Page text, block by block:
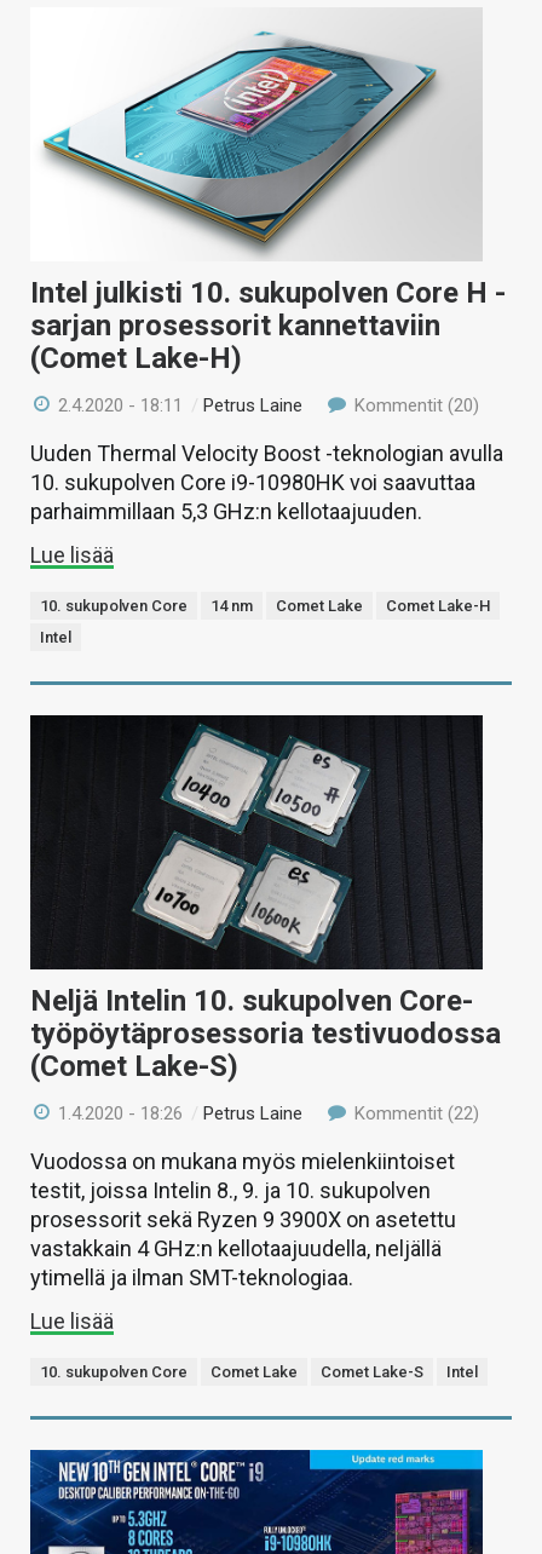
Intel julkisti 10. sukupolven Core H -
sarjan prosessorit kannettaviin
(Comet Lake-H)
2.4.2020 - 18:11 /Petrus Laine Kommentit (20)
Uuden Thermal Velocity Boost -teknologian avulla
10. sukupolven Core i9-10980HK voi saavuttaa
parhaimmillaan 5,3 GHz:n kellotaajuuden.
Lue lisää
10. sukupolven Core 14 nm Comet Lake
Comet Lake-H
Intel
Neljä Intelin 10. sukupolven Core-
työpöytäprosessoria testivuodossa
(Comet Lake-S)
1.4.2020 - 18:26 / Petrus Laine Kommentit (22)
Vuodossa on mukana myös mielenkiintoiset
testit, joissa Intelin 8., 9. ja 10. sukupolven
prosessorit sekä Ryzen 9 3900X on asetettu
vastakkain 4 GHz:n kellotaajuudella, neljällä
ytimellä ja ilman SMT-teknologiaa.
Lue lisää
10. sukupolven Core Comet Lake Comet Lake-S Intel